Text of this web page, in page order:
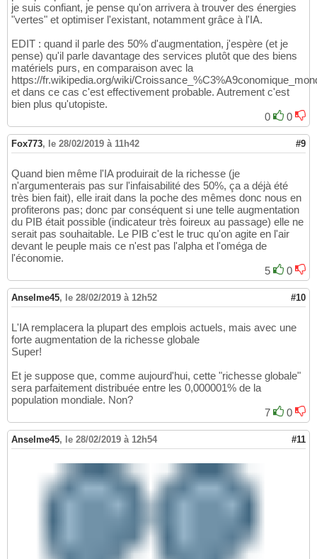
je suis confiant, je pense qu'on arrivera à trouver des énergies
"vertes" et optimiser l'existant, notamment grâce à l'IA.
EDIT : quand il parle des 50% d'augmentation, j'espère (et je
pense) qu'il parle davantage des services plutôt que des biens
matériels purs, en comparaison avec la
https://fr.wikipedia.org/wiki/
et dans ce cas c'est effectivement probable. Autrement c'est
bien plus qu'utopiste.
0
0
Fox773, le 28/02/2019 à 11h42 #9
Quand bien même l'IA produirait de la richesse (je
n'argumenterais pas sur l'infaisabilité des 50%, ça a déjà été
très bien fait), elle irait dans la poche des mêmes donc nous en
profiterons pas; donc par conséquent si une telle augmentation
du PIB était possible (indicateur très foireux au passage) elle ne
serait pas souhaitable. Le PIB c'est le truc qu'on agite en l'air
devant le peuple mais ce n'est pas l'alpha et l'oméga de
l'économie.
5
0
Anselme45, le 28/02/2019 à 12h52 #10
L'IA remplacera la plupart des emplois actuels, mais avec une
forte augmentation de la richesse globale
Super!
Et je suppose que, comme aujourd'hui, cette "richesse globale"
sera parfaitement distribuée entre les 0,000001% de la
population mondiale. Non?
7
0
Anselme45, le 28/02/2019 à 12h54 #11